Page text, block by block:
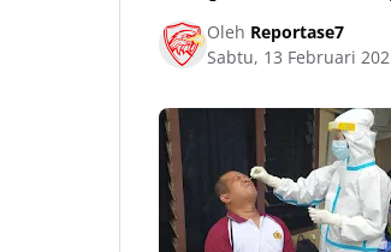
Oleh Reportase7
Sabtu, 13 Februari